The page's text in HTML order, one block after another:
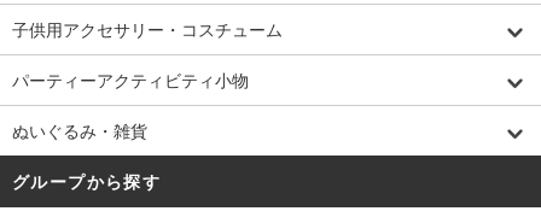
子供用アクセサリー・コスチューム
パーティーアクティビティ小物
ぬいぐるみ・雑貨
グループから探す